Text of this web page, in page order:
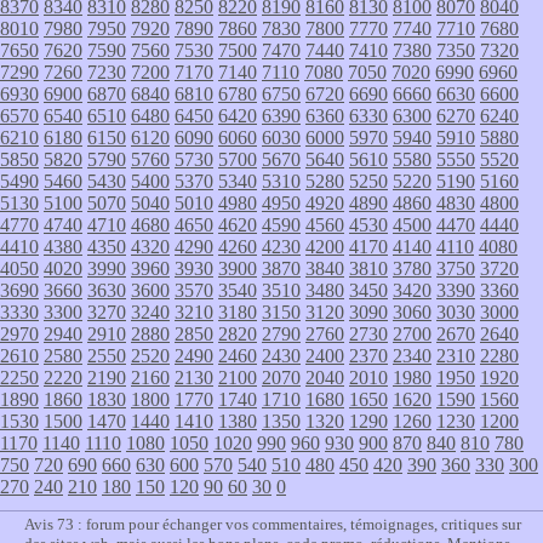
8370 8340 8310 8280 8250 8220 8190 8160 8130 8100 8070 8040
8010 7980 7950 7920 7890 7860 7830 7800 7770 7740 7710 7680
7650 7620 7590 7560 7530 7500 7470 7440 7410 7380 7350 7320
7290 7260 7230 7200 7170 7140 7110 7080 7050 7020 6990 6960
6930 6900 6870 6840 6810 6780 6750 6720 6690 6660 6630 6600
6570 6540 6510 6480 6450 6420 6390 6360 6330 6300 6270 6240
6210 6180 6150 6120 6090 6060 6030 6000 5970 5940 5910 5880
5850 5820 5790 5760 5730 5700 5670 5640 5610 5580 5550 5520
5490 5460 5430 5400 5370 5340 5310 5280 5250 5220 5190 5160
5130 5100 5070 5040 5010 4980 4950 4920 4890 4860 4830 4800
4770 4740 4710 4680 4650 4620 4590 4560 4530 4500 4470 4440
4410 4380 4350 4320 4290 4260 4230 4200 4170 4140 4110 4080
4050 4020 3990 3960 3930 3900 3870 3840 3810 3780 3750 3720
3690 3660 3630 3600 3570 3540 3510 3480 3450 3420 3390 3360
3330 3300 3270 3240 3210 3180 3150 3120 3090 3060 3030 3000
2970 2940 2910 2880 2850 2820 2790 2760 2730 2700 2670 2640
2610 2580 2550 2520 2490 2460 2430 2400 2370 2340 2310 2280
2250 2220 2190 2160 2130 2100 2070 2040 2010 1980 1950 1920
1890 1860 1830 1800 1770 1740 1710 1680 1650 1620 1590 1560
1530 1500 1470 1440 1410 1380 1350 1320 1290 1260 1230 1200
1170 1140 1110 1080 1050 1020 990 960 930 900 870 840 810 780
750 720 690 660 630 600 570 540 510 480 450 420 390 360 330 300
270 240 210 180 150 120 90 60 30 0
Avis 73 : forum pour échanger vos commentaires, témoignages, critiques sur